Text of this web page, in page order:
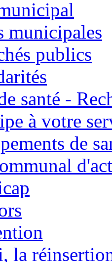
municipales
publics
santé -
à votre
de
la